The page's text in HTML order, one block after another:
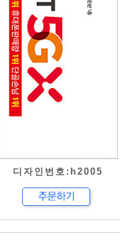
디자인번호:h2005